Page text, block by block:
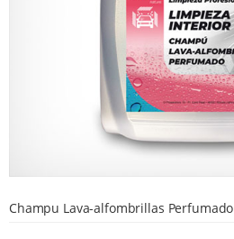
Champu Lava-alfombrillas Perfumado